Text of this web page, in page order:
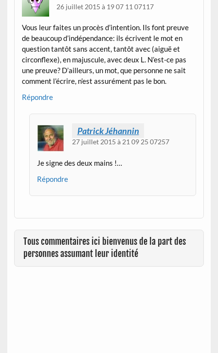
26 juillet 2015 à 19 07 11 07117
Vous leur faites un procès d’intention. Ils font preuve
de beaucoup d’indépendance: ils écrivent le mot en
question tantôt sans accent, tantôt avec (aiguë et
circonflexe), en majuscule, avec deux L. N’est-ce pas
une preuve? D’ailleurs, un mot, que personne ne sait
comment l’écrire, n’est assurément pas le bon.
Répondre
Patrick Jéhannin
27 juillet 2015 à 21 09 25 07257
Je signe des deux mains !…
Répondre
Tous commentaires ici bienvenus de la part des
personnes assumant leur identité